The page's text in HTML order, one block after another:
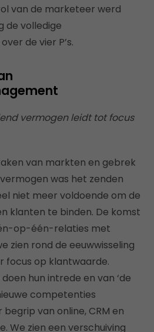
van de marketeer werd
de volledige
de vier P’s.
vermogen leidt tot focus
van markten en gebrek
was het zenden
niet meer voldoende om de
klanten te binden. De komst
op-één-relaties met
zien rond de eeuwwisseling
focus op klantwaarde.
hun intrede en van ‘de
competenties
van online, CRM en
We zien een verschuiving